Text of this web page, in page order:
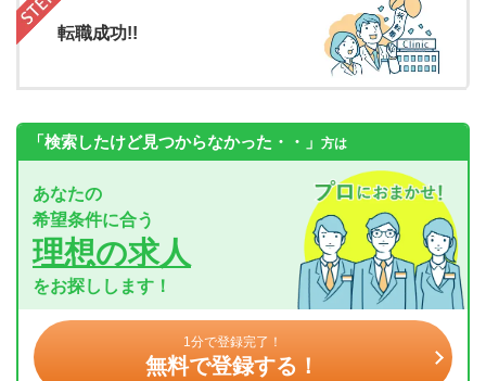
転職成功!!
「検索したけど見つからなかった・・」 方は
あなたの
希望条件に合う
理想の求人
をお探しします！
1分で登録完了！
無料で登録する！